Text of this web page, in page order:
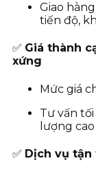
Giao
tiến độ,
✅ Giá thành
xứng
Mức giá
Tư vấn
lượng
✅ Dịch vụ tận